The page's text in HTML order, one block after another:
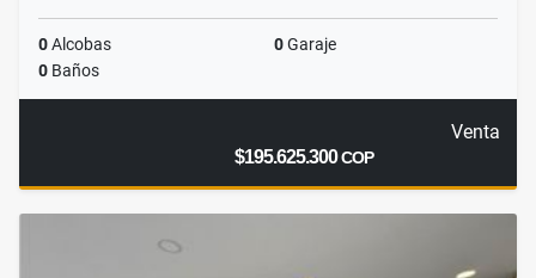
0Alcobas 0Garaje
0 Baños
Venta
$195.625.300COP